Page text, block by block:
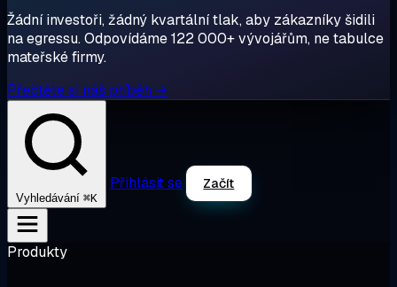
Žádní investoři, žádný kvartální tlak, aby zákazníky šidili
na egressu. Odpovídáme 122 000+ vývojářům, ne tabulce
mateřské firmy.
Přečtěte si náš příběh →
Vyhledávání ⌘K
Přihlásit se Začít
Produkty